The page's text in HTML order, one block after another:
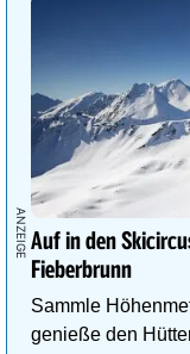
Auf in den
Fieberbrunn
Sammle
genieße den